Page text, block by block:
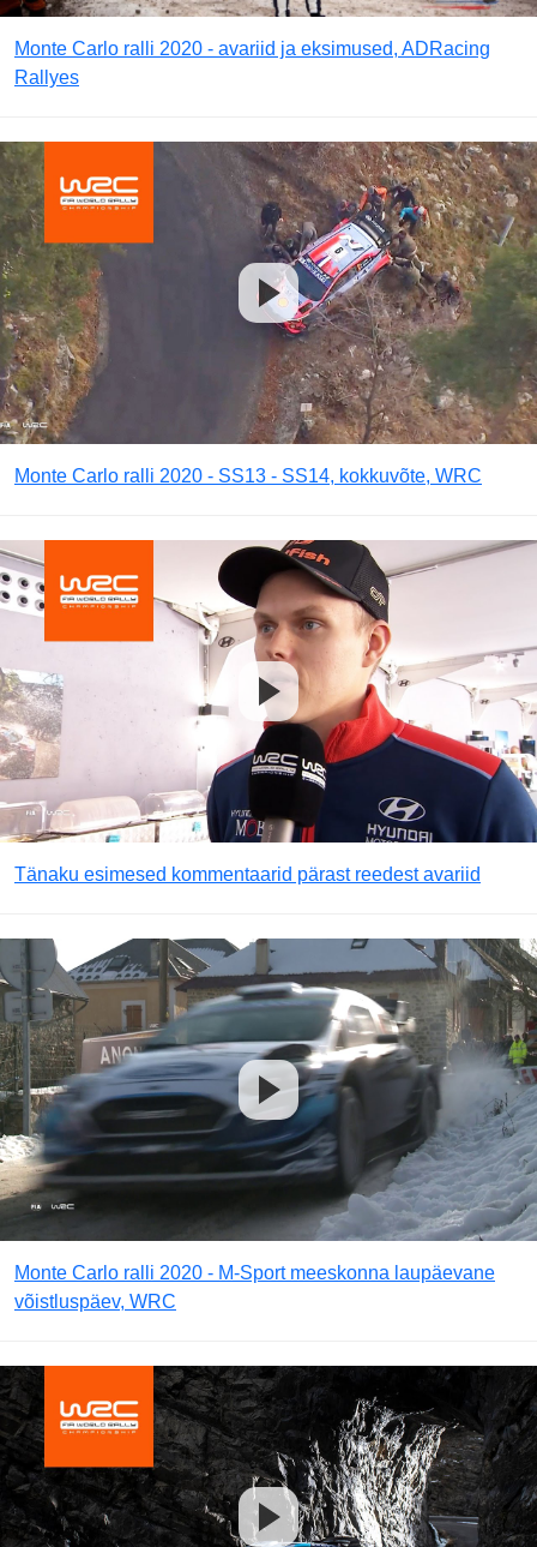
Monte Carlo ralli 2020 - avariid ja eksimused, ADRacing
Rallyes
Monte Carlo ralli 2020 - SS13 - SS14, kokkuvõte, WRC
Tänaku esimesed kommentaarid pärast reedest avariid
Monte Carlo ralli 2020 - M-Sport meeskonna laupäevane
võistluspäev, WRC